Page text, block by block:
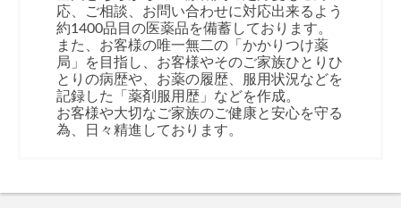
応、ご相談、お問い合わせに対応出来るよう
約1400品目の医薬品を備蓄しております。
また、お客様の唯一無二の「かかりつけ薬
局」を目指し、お客様やそのご家族ひとりひ
とりの病歴や、お薬の履歴、服用状況などを
記録した「薬剤服用歴」などを作成。
お客様や大切なご家族のご健康と安心を守る
為、日々精進しております。